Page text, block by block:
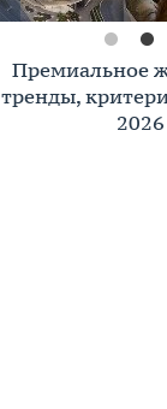
Премиальное
тренды,